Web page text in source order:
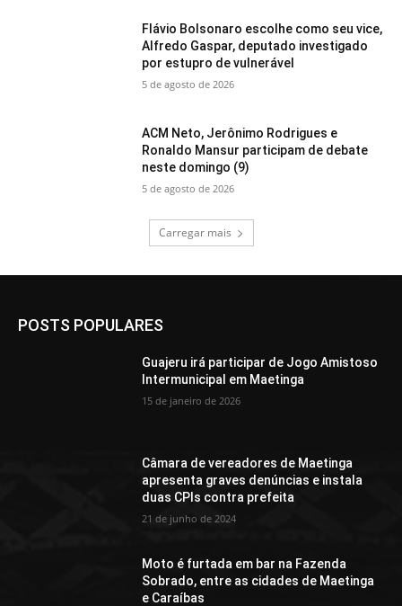
Flávio Bolsonaro escolhe como seu vice,
Alfredo Gaspar, deputado investigado
por estupro de vulnerável
5 de agosto de 2026
ACM Neto, Jerônimo Rodrigues e
Ronaldo Mansur participam de debate
neste domingo (9)
5 de agosto de 2026
Carregar mais
POSTS POPULARES
Guajeru irá participar de Jogo Amistoso
Intermunicipal em Maetinga
15 de janeiro de 2026
Câmara de vereadores de Maetinga
apresenta graves denúncias e instala
duas CPIs contra prefeita
21 de junho de 2024
Moto é furtada em bar na Fazenda
Sobrado, entre as cidades de Maetinga
e Caraíbas